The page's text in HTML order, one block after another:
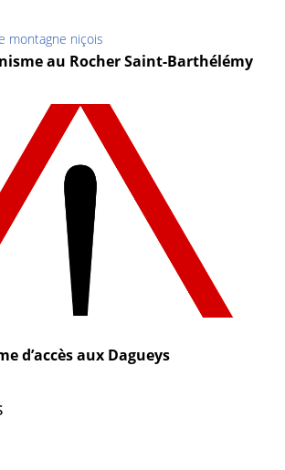
montagne niçois
au Rocher Saint-Barthélémy
d’accès aux Dagueys